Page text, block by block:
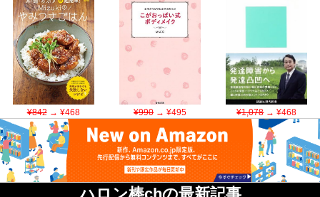
¥842→ ¥468 ¥990→ ¥495 ¥1,078→ ¥468